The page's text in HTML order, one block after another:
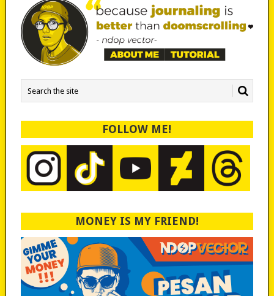
FOLLOW ME!
MONEY IS MY FRIEND!